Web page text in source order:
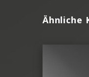
Ähnliche